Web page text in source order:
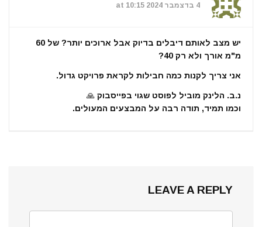
4 בדצמבר 2024 at 10:15
יש מצב לאותם דיבלים בדיוק אבל ארוכים יותר? של 60
מ"מ אורך ולא רק 40?
אני צריך לקנות כמה חבילות לקראת פרויקט גדול.
נ.ב. הלינק מוביל לפוסט שגוי בפייסבוק 🙏
וכמו תמיד, תודה רבה על המבצעים המעולים.
LEAVE A REPLY